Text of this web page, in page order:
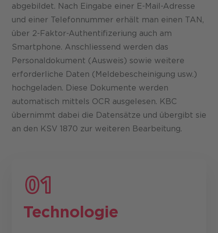
abgebildet. Nach Eingabe einer E-Mail-Adresse
und einer Telefon­nummer erhält man einen TAN,
über 2-Faktor-Authentifizeriung auch am
Smartphone. Anschliessend werden das
Personal­dokument (Ausweis) sowie weitere
erforderliche Daten (Melde­bescheinigung usw.)
hochgeladen. Diese Dokumente werden
automatisch mittels OCR ausgelesen. KBC
übernimmt dabei die Daten­sätze und übergibt sie
an den KSV 1870 zur weiteren Bearbeitung.
Technologie